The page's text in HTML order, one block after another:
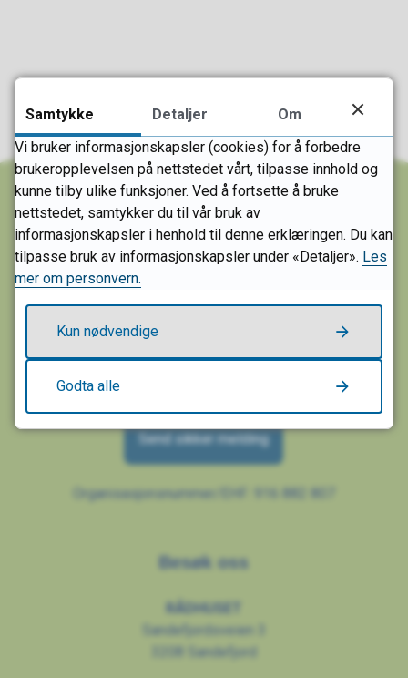
Skriv til oss
3202 Sandefjord
E-post:
Send sikker melding
Organisasjonsnummer/EHF: 916 882 807
Besøk oss
Sandefjordsveien 3
3208 Sandefjord
Samtykke Detaljer
Om
Vi bruker informasjonskapsler (cookies) for å forbedre
brukeropplevelsen på nettstedet vårt, tilpasse innhold og
kunne tilby ulike funksjoner. Ved å fortsette å bruke
nettstedet, samtykker du til vår bruk av
informasjonskapsler i henhold til denne erklæringen. Du kan
tilpasse bruk av informasjonskapsler under «Detaljer». Les
mer om personvern.
Kun nødvendige
Godta alle